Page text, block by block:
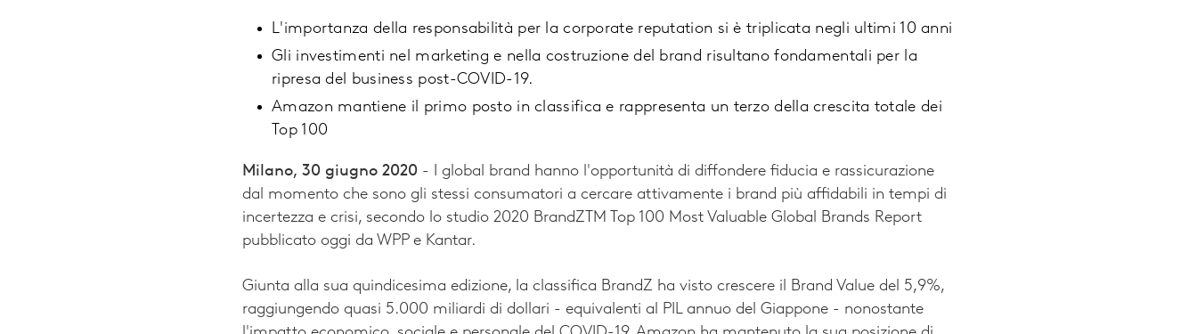
L'importanza della responsabilità per la corporate reputation si è triplicata negli ultimi 10 anni
Gli investimenti nel marketing e nella costruzione del brand risultano fondamentali per la
ripresa del business post-COVID-19.
Amazon mantiene il primo posto in classifica e rappresenta un terzo della crescita totale dei
Top 100
Milano, 30 giugno 2020 - I global brand hanno l'opportunità di diffondere fiducia e rassicurazione
dal momento che sono gli stessi consumatori a cercare attivamente i brand più affidabili in tempi di
incertezza e crisi, secondo lo studio 2020 BrandZTM Top 100 Most Valuable Global Brands Report
pubblicato oggi da WPP e Kantar.
Giunta alla sua quindicesima edizione, la classifica BrandZ ha visto crescere il Brand Value del 5,9%,
raggiungendo quasi 5.000 miliardi di dollari - equivalenti al PIL annuo del Giappone - nonostante